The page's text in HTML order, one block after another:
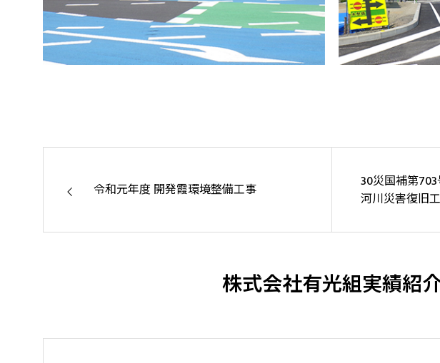
令和元年度 開発霞環境整備工事
30災国補第
河川災害復旧
株式会社有光組実績紹